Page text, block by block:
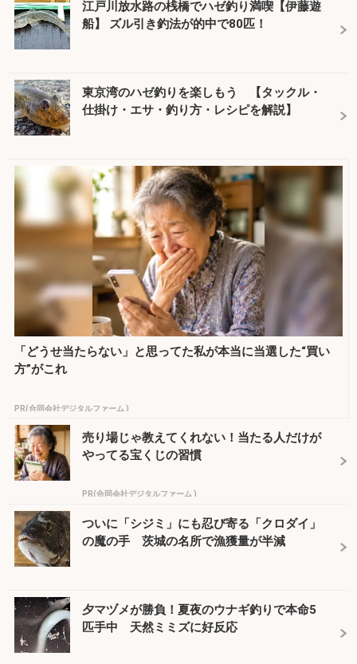
江戸川放水路の桟橋でハゼ釣り満喫【伊藤遊
船】 ズル引き釣法が的中で80匹！
東京湾のハゼ釣りを楽しもう 【タックル・
仕掛け・エサ・釣り方・レシピを解説】
「どうせ当たらない」と思ってた私が本当に当選した“買い
方”がこれ
PR(合同会社デジタルファーム )
売り場じゃ教えてくれない！当たる人だけが
やってる宝くじの習慣
PR(合同会社デジタルファーム )
ついに「シジミ」にも忍び寄る「クロダイ」
の魔の手 茨城の名所で漁獲量が半減
夕マヅメが勝負！夏夜のウナギ釣りで本命5
匹手中 天然ミミズに好反応